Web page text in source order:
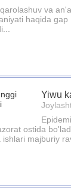
va
haqida
Yiwu
ostida
majburiy